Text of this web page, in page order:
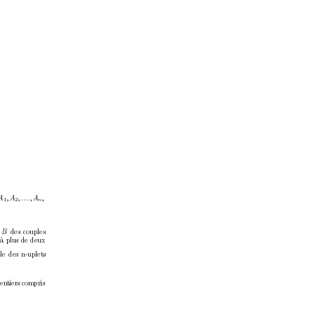
1, A2, . . . , An,
B des couples
`
a plus de deux
des n-uplets
tiers compris